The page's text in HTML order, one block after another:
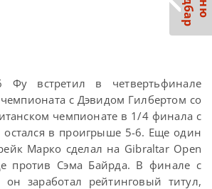
Фу встретил в четвертьфинале
с Дэвидом Гилбертом со
чемпионате в 1/4 финала с
в проигрыше 5-6. Еще один
Марко сделал на Gibraltar Open
против Сэма Байрда. В финале с
заработал рейтинговый титул,